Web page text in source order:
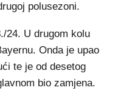
polusezoni.
24. U drugom kolu
Onda je upao
te je od desetog
bio zamjena.